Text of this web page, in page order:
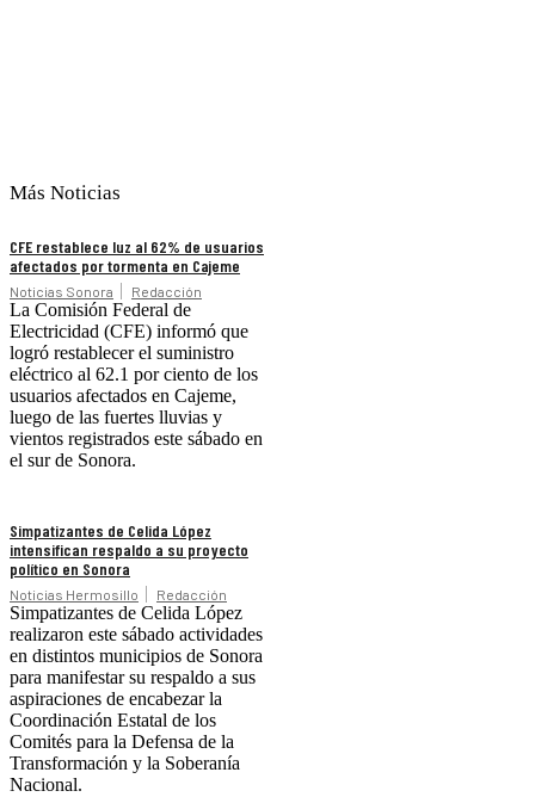
Más Noticias
CFE restablece luz al 62% de usuarios
afectados por tormenta en Cajeme
Noticias Sonora Redacción
La Comisión Federal de
Electricidad (CFE) informó que
logró restablecer el suministro
eléctrico al 62.1 por ciento de los
usuarios afectados en Cajeme,
luego de las fuertes lluvias y
vientos registrados este sábado en
el sur de Sonora.
Simpatizantes de Celida López
intensifican respaldo a su proyecto
político en Sonora
Noticias Hermosillo Redacción
Simpatizantes de Celida López
realizaron este sábado actividades
en distintos municipios de Sonora
para manifestar su respaldo a sus
aspiraciones de encabezar la
Coordinación Estatal de los
Comités para la Defensa de la
Transformación y la Soberanía
Nacional.